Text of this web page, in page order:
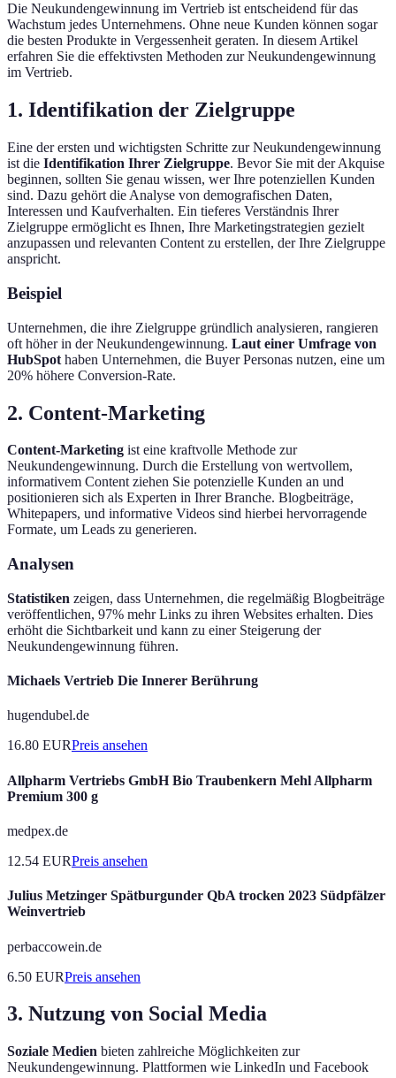
Die Neukundengewinnung im Vertrieb ist entscheidend für das
Wachstum jedes Unternehmens. Ohne neue Kunden können sogar
die besten Produkte in Vergessenheit geraten. In diesem Artikel
erfahren Sie die effektivsten Methoden zur Neukundengewinnung
im Vertrieb.
1. Identifikation der Zielgruppe
Eine der ersten und wichtigsten Schritte zur Neukundengewinnung
ist die Identifikation Ihrer Zielgruppe. Bevor Sie mit der Akquise
beginnen, sollten Sie genau wissen, wer Ihre potenziellen Kunden
sind. Dazu gehört die Analyse von demografischen Daten,
Interessen und Kaufverhalten. Ein tieferes Verständnis Ihrer
Zielgruppe ermöglicht es Ihnen, Ihre Marketingstrategien gezielt
anzupassen und relevanten Content zu erstellen, der Ihre Zielgruppe
anspricht.
Beispiel
Unternehmen, die ihre Zielgruppe gründlich analysieren, rangieren
oft höher in der Neukundengewinnung. Laut einer Umfrage von
HubSpot haben Unternehmen, die Buyer Personas nutzen, eine um
20% höhere Conversion-Rate.
2. Content-Marketing
Content-Marketing ist eine kraftvolle Methode zur
Neukundengewinnung. Durch die Erstellung von wertvollem,
informativem Content ziehen Sie potenzielle Kunden an und
positionieren sich als Experten in Ihrer Branche. Blogbeiträge,
Whitepapers, und informative Videos sind hierbei hervorragende
Formate, um Leads zu generieren.
Analysen
Statistiken zeigen, dass Unternehmen, die regelmäßig Blogbeiträge
veröffentlichen, 97% mehr Links zu ihren Websites erhalten. Dies
erhöht die Sichtbarkeit und kann zu einer Steigerung der
Neukundengewinnung führen.
Michaels Vertrieb Die Innerer Berührung
hugendubel.de
16.80 EURPreis ansehen
Allpharm Vertriebs GmbH Bio Traubenkern Mehl Allpharm
Premium 300 g
medpex.de
12.54 EURPreis ansehen
Julius Metzinger Spätburgunder QbA trocken 2023 Südpfälzer
Weinvertrieb
perbaccowein.de
6.50 EURPreis ansehen
3. Nutzung von Social Media
Soziale Medien bieten zahlreiche Möglichkeiten zur
Neukundengewinnung. Plattformen wie LinkedIn und Facebook